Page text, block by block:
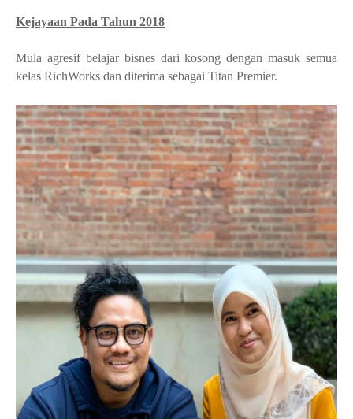
Kejayaan Pada Tahun 2018
Mula agresif belajar bisnes dari kosong dengan masuk semua
kelas RichWorks dan diterima sebagai Titan Premier.